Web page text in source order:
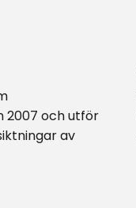
2007 och utför
av